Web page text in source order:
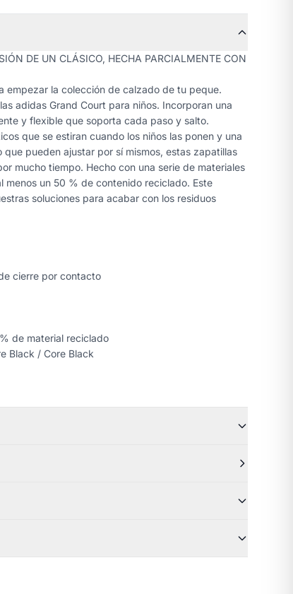
DE UN CLÁSICO, HECHA PARCIALMENTE CON
empezar la colección de calzado de tu peque.
adidas Grand Court para niños. Incorporan una
y flexible que soporta cada paso y salto.
que se estiran cuando los niños las ponen y una
pueden ajustar por sí mismos, estas zapatillas
mucho tiempo. Hecho con una serie de materiales
menos un 50 % de contenido reciclado. Este
soluciones para acabar con los residuos
cierre por contacto
de material reciclado
Black / Core Black